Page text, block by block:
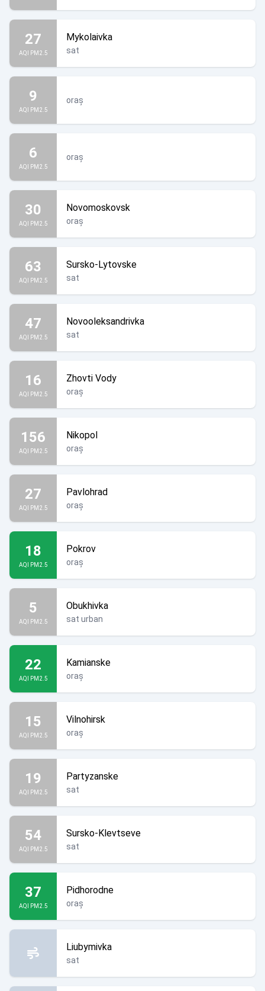
27
AQI PM2.5
Mykolaivka
sat
9
AQI PM2.5
oraș
6
AQI PM2.5
oraș
30
AQI PM2.5
Novomoskovsk
oraș
63
AQI PM2.5
Sursko-Lytovske
sat
47
AQI PM2.5
Novooleksandrivka
sat
16
AQI PM2.5
Zhovti Vody
oraș
156
AQI PM2.5
Nikopol
oraș
27
AQI PM2.5
Pavlohrad
oraș
18
AQI PM2.5
Pokrov
oraș
5
AQI PM2.5
Obukhivka
sat urban
22
AQI PM2.5
Kamianske
oraș
15
AQI PM2.5
Vilnohirsk
oraș
19
AQI PM2.5
Partyzanske
sat
54
AQI PM2.5
Sursko-Klevtseve
sat
37
AQI PM2.5
Pidhorodne
oraș
Liubymivka
sat